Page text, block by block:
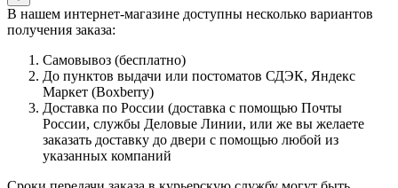
В нашем интернет-магазине доступны несколько вариантов
получения заказа:
Самовывоз (бесплатно)
До пунктов выдачи или постоматов СДЭК, Яндекс
Маркет (Boxberry)
Доставка по России (доставка с помощью Почты
России, службы Деловые Линии, или же вы желаете
заказать доставку до двери с помощью любой из
указанных компаний